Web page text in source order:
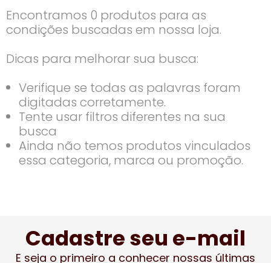
Encontramos 0 produtos para as
condições buscadas em nossa loja.
Dicas para melhorar sua busca:
Verifique se todas as palavras foram
digitadas corretamente.
Tente usar filtros diferentes na sua
busca
Ainda não temos produtos vinculados
essa categoria, marca ou promoção.
Cadastre seu e-mail
E seja o primeiro a conhecer nossas últimas